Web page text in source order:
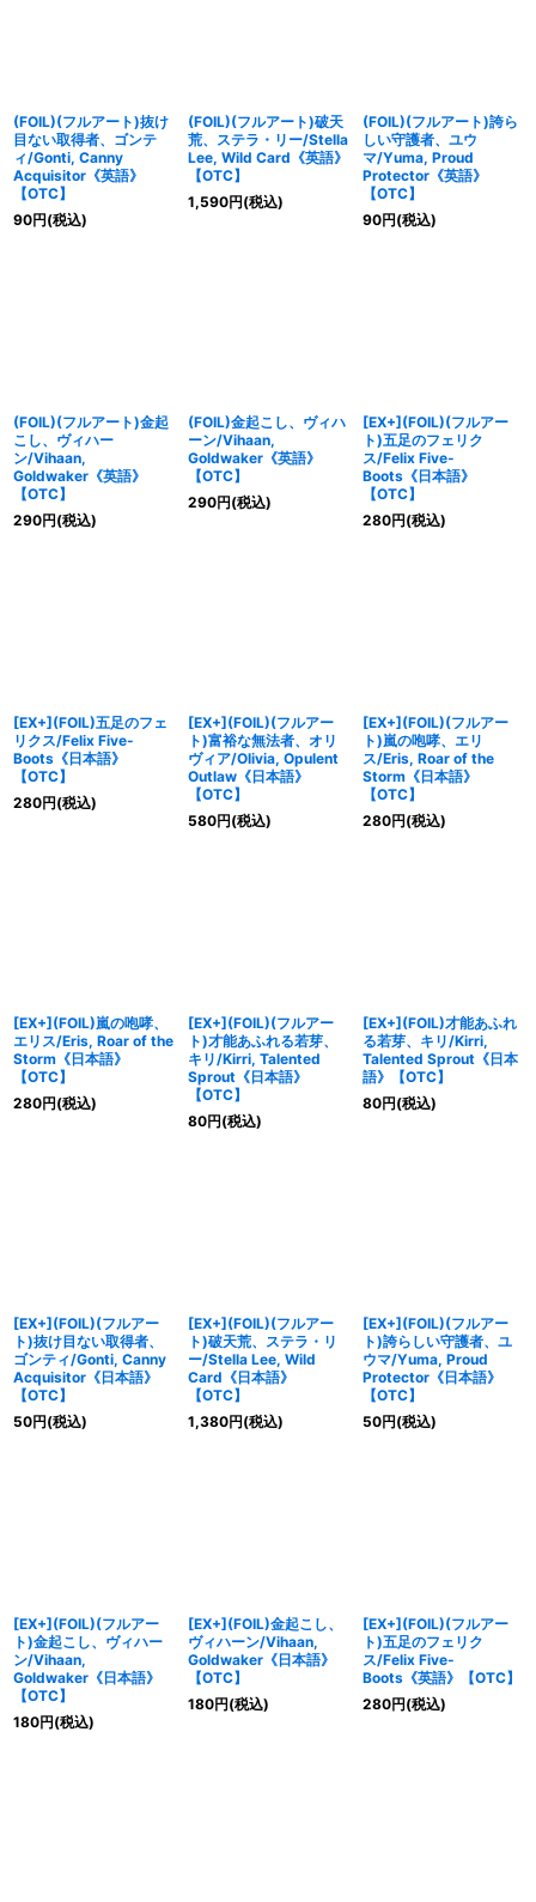
(FOIL)(フルアート)抜け
目ない取得者、ゴンテ
ィ/Gonti, Canny
Acquisitor《英語》
【OTC】
90円(税込)
(FOIL)(フルアート)破天
荒、ステラ・リー/Stella
Lee, Wild Card《英語》
【OTC】
1,590円(税込)
(FOIL)(フルアート)誇ら
しい守護者、ユウ
マ/Yuma, Proud
Protector《英語》
【OTC】
90円(税込)
(FOIL)(フルアート)金起
こし、ヴィハー
ン/Vihaan,
Goldwaker《英語》
【OTC】
290円(税込)
(FOIL)金起こし、ヴィハ
ーン/Vihaan,
Goldwaker《英語》
【OTC】
290円(税込)
[EX+](FOIL)(フルアー
ト)五足のフェリク
ス/Felix Five-
Boots《日本語》
【OTC】
280円(税込)
[EX+](FOIL)五足のフェ
リクス/Felix Five-
Boots《日本語》
【OTC】
280円(税込)
[EX+](FOIL)(フルアー
ト)富裕な無法者、オリ
ヴィア/Olivia, Opulent
Outlaw《日本語》
【OTC】
580円(税込)
[EX+](FOIL)(フルアー
ト)嵐の咆哮、エリ
ス/Eris, Roar of the
Storm《日本語》
【OTC】
280円(税込)
[EX+](FOIL)嵐の咆哮、
エリス/Eris, Roar of the
Storm《日本語》
【OTC】
280円(税込)
[EX+](FOIL)(フルアー
ト)才能あふれる若芽、
キリ/Kirri, Talented
Sprout《日本語》
【OTC】
80円(税込)
[EX+](FOIL)才能あふれ
る若芽、キリ/Kirri,
Talented Sprout《日本
語》【OTC】
80円(税込)
[EX+](FOIL)(フルアー
ト)抜け目ない取得者、
ゴンティ/Gonti, Canny
Acquisitor《日本語》
【OTC】
50円(税込)
[EX+](FOIL)(フルアー
ト)破天荒、ステラ・リ
ー/Stella Lee, Wild
Card《日本語》
【OTC】
1,380円(税込)
[EX+](FOIL)(フルアー
ト)誇らしい守護者、ユ
ウマ/Yuma, Proud
Protector《日本語》
【OTC】
50円(税込)
[EX+](FOIL)(フルアー
ト)金起こし、ヴィハー
ン/Vihaan,
Goldwaker《日本語》
【OTC】
180円(税込)
[EX+](FOIL)金起こし、
ヴィハーン/Vihaan,
Goldwaker《日本語》
【OTC】
180円(税込)
[EX+](FOIL)(フルアー
ト)五足のフェリク
ス/Felix Five-
Boots《英語》【OTC】
280円(税込)